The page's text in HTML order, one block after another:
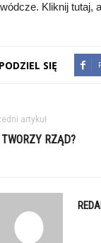
Kliknij tutaj,
PODZIEL SIĘ
artykuł
TWORZY RZĄD?